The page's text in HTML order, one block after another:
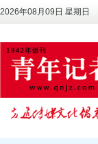
2026年08月09日 星期日